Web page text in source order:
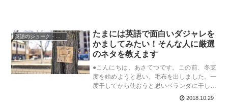
たまには英語で面白いダジャレを
かましてみたい！そんな人に厳選
のネタを教えます
●こんにちは、あさてつです。この前、冬支
度を始めようと思い、毛布を出しました。一
度干してから使おうと思いベランダに干した
ところ……風にさらわれてしまい地面に落ち
2018.10.29